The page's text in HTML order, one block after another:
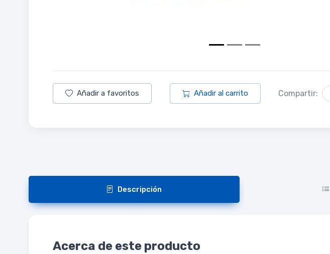
Añadir a favoritos Añadir al carrito Compartir:
Descripción
Acerca de este producto